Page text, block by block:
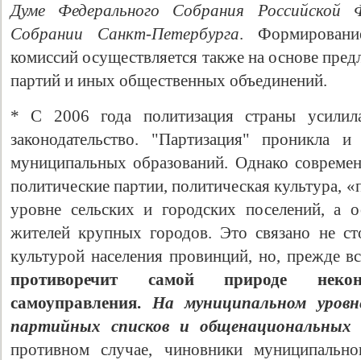
Думе Федерального Собрания Российской
Собрании Санкт-Петербурга.
комиссий осуществляется также на основе
партий и иных общественных объединений.
* С 2006 года политизация страны
законодательство. "Партизация" проникла
муниципальных образований. Однако
политические партии, политическая культура,
уровне сельских и городских поселений, а
жителей крупных городов. Это связано не
культурой населения провинций, но, прежде
противоречит самой природе
самоуправления. На муниципальном
партийных списков и
противном случае, чиновники